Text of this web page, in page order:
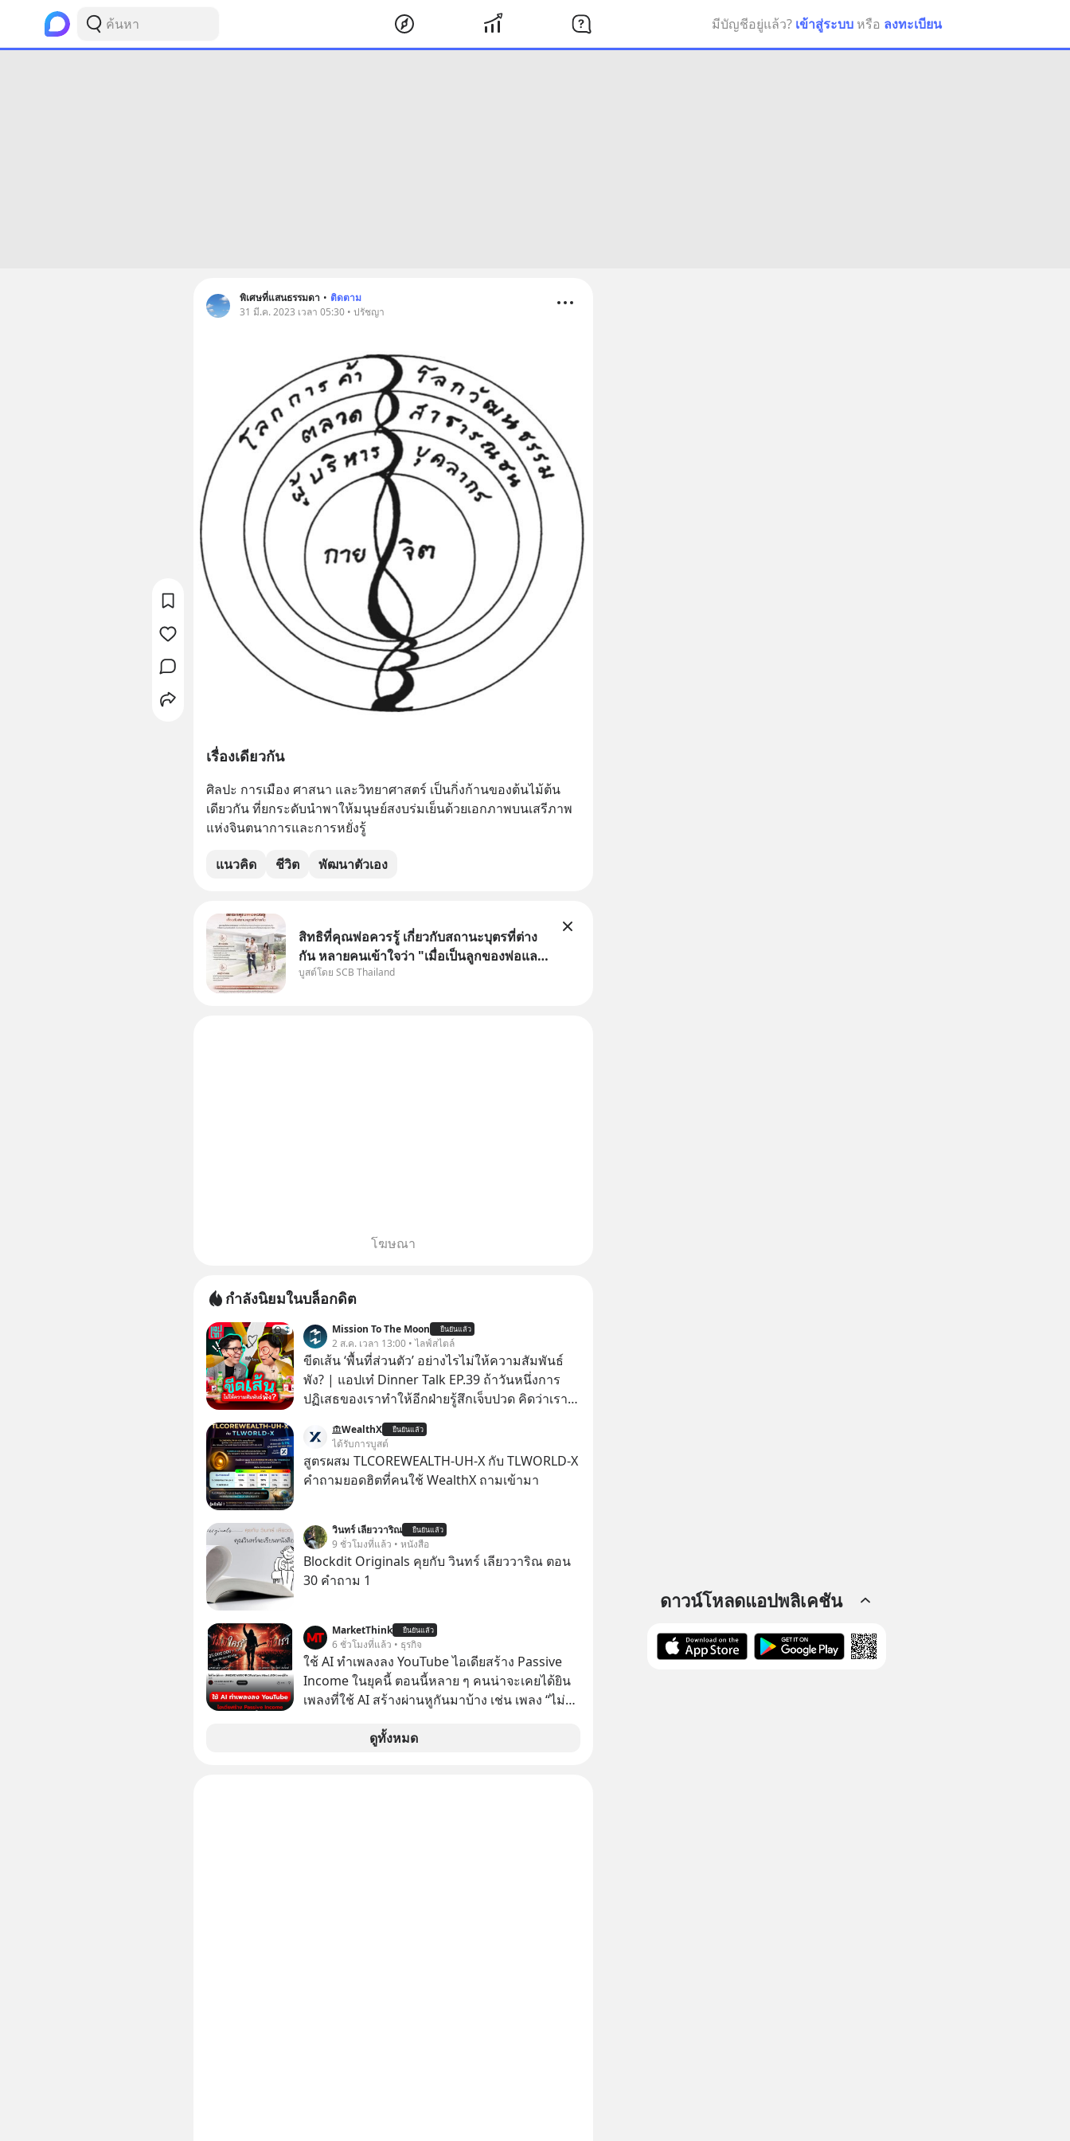
มีบัญชีอยู่แล้ว? เข้าสู่ระบบ หรือ ลงทะเบียน
พิเศษที่แสนธรรมดา • ติดตาม
31 มี.ค. 2023 เวลา 05:30 • ปรัชญา
เรื่องเดียวกัน
ศิลปะ การเมือง ศาสนา และวิทยาศาสตร์ เป็นกิ่งก้านของต้นไม้ต้น
เดียวกัน ที่ยกระดับนำพาให้มนุษย์สงบร่มเย็นด้วยเอกภาพบนเสรีภาพ
แห่งจินตนาการและการหยั่งรู้
แนวคิด ชีวิต พัฒนาตัวเอง
สิทธิที่คุณพ่อควรรู้ เกี่ยวกับสถานะบุตรที่ต่าง
กัน หลายคนเข้าใจว่า "เมื่อเป็นลูกของพ่อและ
แม่ ก็ย่อมเป็นบุตรชอบด้วยกฎหมายของทั้ง
บูสต์โดย SCB Thailand
โฆษณา
กำลังนิยมในบล็อกดิต
Mission To The Moon ยืนยันแล้ว
2 ส.ค. เวลา 13:00 • ไลฟ์สไตล์
ขีดเส้น ‘พื้นที่ส่วนตัว’ อย่างไรไม่ให้ความสัมพันธ์
พัง? | แอปเท๋ Dinner Talk EP.39 ถ้าวันหนึ่งการ
ปฏิเสธของเราทำให้อีกฝ่ายรู้สึกเจ็บปวด คิดว่าเรา
ไม่เคยปฏิเสธใครอย่างนี้มาก่อน แต่พอตั้งใจจะ
‘สร้างขอบเขต’ เพื่อตัวเองดูสักครั้ง กลับทำให้เกิด
รอยร้าวในความสัมพันธ์เสียอย่างนั้น โดยรายการ
สวัสดิ์ จะพาทุกคนไปสำรวจวิธีสร้างขอบเขตเพื่อ
รักษาใจของตัวเองและรักษาความสัมพันธ์ของคน
รอบข้างไปพร้อมกัน #boundary
#selfdevelopment #แอปเท๋dinnertalk
WealthX ยืนยันแล้ว
ได้รับการบูสต์
สูตรผสม TLCOREWEALTH-UH-X กับ TLWORLD-X
คำถามยอดฮิตที่คนใช้ WealthX ถามเข้ามา
วินทร์ เลียววาริณ ยืนยันแล้ว
9 ชั่วโมงที่แล้ว • หนังสือ
Blockdit Originals คุยกับ วินทร์ เลียววาริณ ตอน
30 คำถาม 1
MarketThink ยืนยันแล้ว
6 ชั่วโมงที่แล้ว • ธุรกิจ
ใช้ AI ทำเพลงลง YouTube ไอเดียสร้าง Passive
Income ในยุคนี้ ตอนนี้หลาย ๆ คนน่าจะเคยได้ยิน
เพลงที่ใช้ AI สร้างผ่านหูกันมาบ้าง เช่น เพลง “ไม่มี
ตอนนี้มียอดรับชมกว่า 26 ล้านครั้งแล้ว
ดูทั้งหมด
ดาวน์โหลดแอปพลิเคชัน